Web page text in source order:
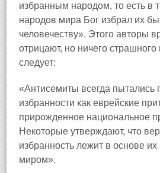
избранным народом, то есть в
народов мира Бог избрал их
человечеству». Этого авторы
отрицают, но ничего
следует:
«Антисемиты всегда пытались
избранности как еврейские
прирожденное национальное
Некоторые утверждают, что
избранность лежит в основе
миром».